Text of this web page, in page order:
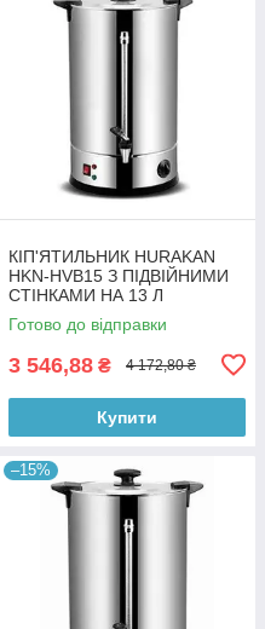
КІП'ЯТИЛЬНИК HURAKAN
HKN-HVB15 З ПІДВІЙНИМИ
СТІНКАМИ НА 13 Л
Готово до відправки
3 546,88 ₴ 4 172,80 ₴
Купити
–15%